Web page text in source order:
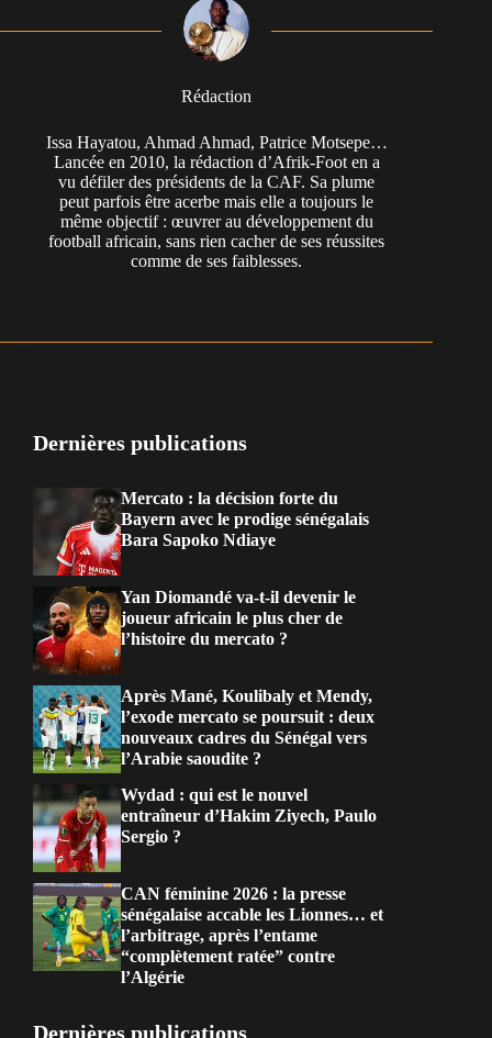
Rédaction
Issa Hayatou, Ahmad Ahmad, Patrice Motsepe…
Lancée en 2010, la rédaction d’Afrik-Foot en a
vu défiler des présidents de la CAF. Sa plume
peut parfois être acerbe mais elle a toujours le
même objectif : œuvrer au développement du
football africain, sans rien cacher de ses réussites
comme de ses faiblesses.
Dernières publications
Mercato : la décision forte du
Bayern avec le prodige sénégalais
Bara Sapoko Ndiaye
Yan Diomandé va-t-il devenir le
joueur africain le plus cher de
l’histoire du mercato ?
Après Mané, Koulibaly et Mendy,
l’exode mercato se poursuit : deux
nouveaux cadres du Sénégal vers
l’Arabie saoudite ?
Wydad : qui est le nouvel
entraîneur d’Hakim Ziyech, Paulo
Sergio ?
CAN féminine 2026 : la presse
sénégalaise accable les Lionnes… et
l’arbitrage, après l’entame
“complètement ratée” contre
l’Algérie
Dernières publications